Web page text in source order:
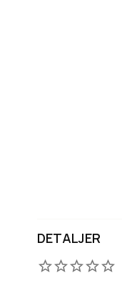
DETALJER